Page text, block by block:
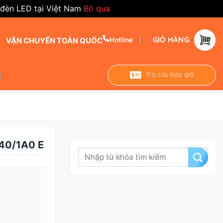
LED tại Việt Nam Bỏ qua
VẬN CHUYỂN TOÀN QUỐC Hotline GIỎ HÀNG
Tra cứu báo giá
1A0 E